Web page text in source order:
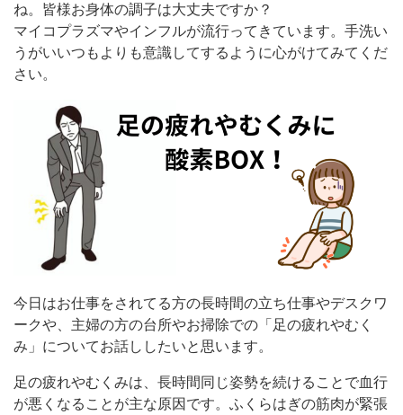
ね。皆様お身体の調子は大丈夫ですか？
マイコプラズマやインフルが流行ってきています。手洗い
うがいいつもよりも意識してするように心がけてみてくだ
さい。
今日はお仕事をされてる方の長時間の立ち仕事やデスクワ
ークや、主婦の方の台所やお掃除での「足の疲れやむく
み」についてお話ししたいと思います。
足の疲れやむくみは、長時間同じ姿勢を続けることで血行
が悪くなることが主な原因です。ふくらはぎの筋肉が緊張